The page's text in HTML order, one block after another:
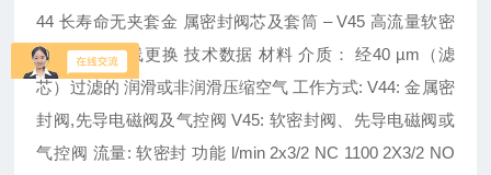
44 长寿命无夹套金 属密封阀芯及套筒 – V45 高流量软密
封阀芯•在线更换技术数据 材料介质：经40 µm （滤
芯）过滤的 润滑或非润滑压缩空气 工作方式:V44:金属密
封阀,先导电磁阀及气控阀V45: 软密封阀、先导电磁阀或
气控阀 流量:软密封 功能 l/min 2x3/2 NC 1100 2X3/2 NO